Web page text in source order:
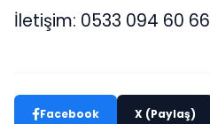
İletişim: 0533 094 60 66
Facebook X (Paylaş)